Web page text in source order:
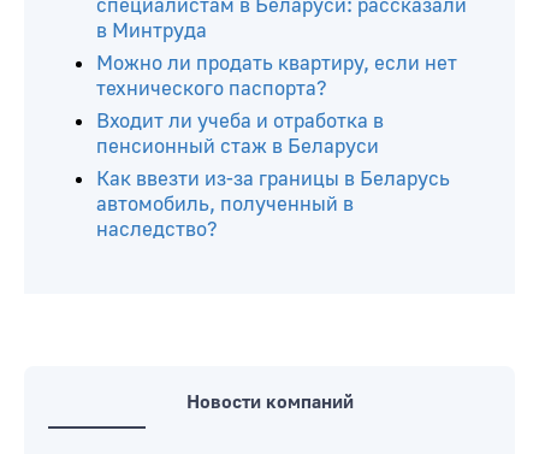
в Минтруда
Можно ли продать квартиру, если нет
технического паспорта?
Входит ли учеба и отработка в
пенсионный стаж в Беларуси
Как ввезти из-за границы в Беларусь
автомобиль, полученный в
наследство?
Новости компаний